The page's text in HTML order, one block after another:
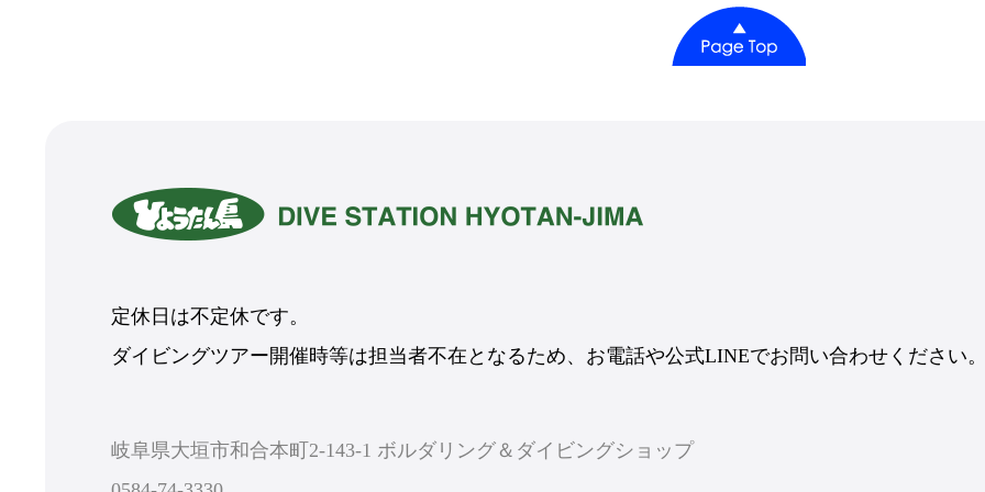
定休日は不定休です。
ダイビングツアー開催時等は担当者不在となるため、お電話や公式LINEでお問い合わせください
岐阜県大垣市和合本町2-143-1 ボルダリング＆ダイビングショップ